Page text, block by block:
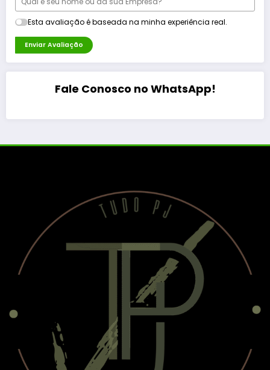
Esta avaliação é baseada na minha experiência real.
Enviar Avaliação
Fale Conosco no WhatsApp!